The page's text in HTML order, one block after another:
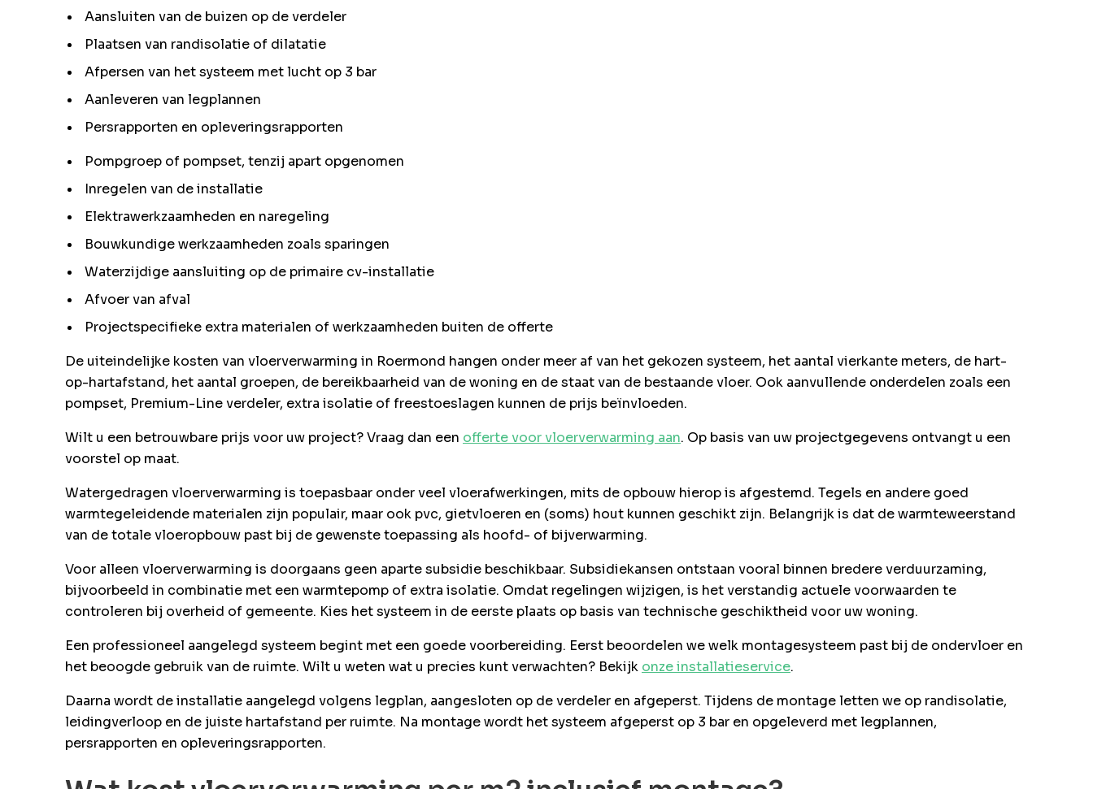
Aansluiten van de buizen op de verdeler
Plaatsen van randisolatie of dilatatie
Afpersen van het systeem met lucht op 3 bar
Aanleveren van legplannen
Persrapporten en opleveringsrapporten
Pompgroep of pompset, tenzij apart opgenomen
Inregelen van de installatie
Elektrawerkzaamheden en naregeling
Bouwkundige werkzaamheden zoals sparingen
Waterzijdige aansluiting op de primaire cv-installatie
Afvoer van afval
Projectspecifieke extra materialen of werkzaamheden buiten de offerte
De uiteindelijke kosten van vloerverwarming in Roermond hangen onder meer af van het gekozen systeem, het aantal vierkante meters, de hart-
op-hartafstand, het aantal groepen, de bereikbaarheid van de woning en de staat van de bestaande vloer. Ook aanvullende onderdelen zoals een
pompset, Premium-Line verdeler, extra isolatie of freestoeslagen kunnen de prijs beïnvloeden.
Wilt u een betrouwbare prijs voor uw project? Vraag dan een offerte voor vloerverwarming aan. Op basis van uw projectgegevens ontvangt u een
voorstel op maat.
Watergedragen vloerverwarming is toepasbaar onder veel vloerafwerkingen, mits de opbouw hierop is afgestemd. Tegels en andere goed
warmtegeleidende materialen zijn populair, maar ook pvc, gietvloeren en (soms) hout kunnen geschikt zijn. Belangrijk is dat de warmteweerstand
van de totale vloeropbouw past bij de gewenste toepassing als hoofd- of bijverwarming.
Voor alleen vloerverwarming is doorgaans geen aparte subsidie beschikbaar. Subsidiekansen ontstaan vooral binnen bredere verduurzaming,
bijvoorbeeld in combinatie met een warmtepomp of extra isolatie. Omdat regelingen wijzigen, is het verstandig actuele voorwaarden te
controleren bij overheid of gemeente. Kies het systeem in de eerste plaats op basis van technische geschiktheid voor uw woning.
Een professioneel aangelegd systeem begint met een goede voorbereiding. Eerst beoordelen we welk montagesysteem past bij de ondervloer en
het beoogde gebruik van de ruimte. Wilt u weten wat u precies kunt verwachten? Bekijk onze installatieservice.
Daarna wordt de installatie aangelegd volgens legplan, aangesloten op de verdeler en afgeperst. Tijdens de montage letten we op randisolatie,
leidingverloop en de juiste hartafstand per ruimte. Na montage wordt het systeem afgeperst op 3 bar en opgeleverd met legplannen,
persrapporten en opleveringsrapporten.